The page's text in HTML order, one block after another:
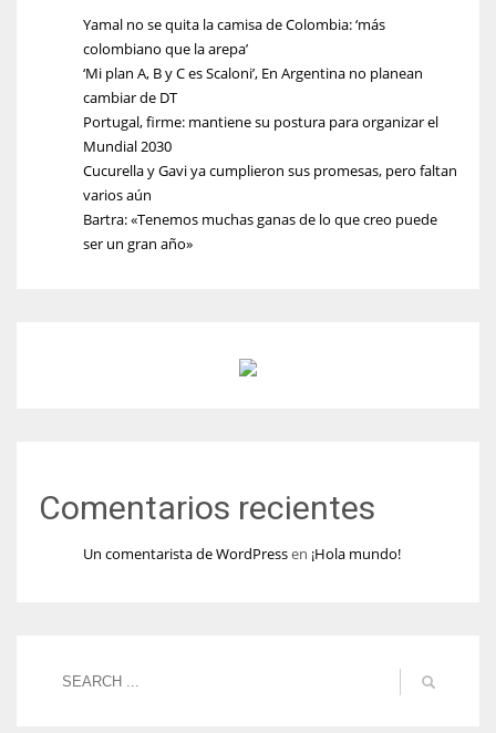
Yamal no se quita la camisa de Colombia: ‘más
colombiano que la arepa’
‘Mi plan A, B y C es Scaloni’, En Argentina no planean
cambiar de DT
Portugal, firme: mantiene su postura para organizar el
Mundial 2030
Cucurella y Gavi ya cumplieron sus promesas, pero faltan
varios aún
Bartra: «Tenemos muchas ganas de lo que creo puede
ser un gran año»
Comentarios recientes
Un comentarista de WordPressen ¡Hola mundo!